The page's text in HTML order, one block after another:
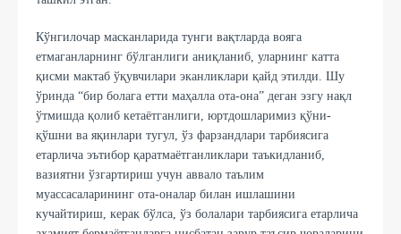
Кўнгилочар масканларида тунги вақтларда вояга
етмаганларнинг бўлганлиги аниқланиб, уларнинг катта
қисми мактаб ўқувчилари эканликлари қайд этилди. Шу
ўринда “бир болага етти маҳалла ота-она” деган эзгу нақл
ўтмишда қолиб кетаётганлиги, юртдошларимиз қўни-
қўшни ва яқинлари тугул, ўз фарзандлари тарбиясига
етарлича эътибор қаратмаётганликлари таъкидланиб,
вазиятни ўзгартириш учун аввало таълим
муассасаларининг ота-оналар билан ишлашини
кучайтириш, керак бўлса, ўз болалари тарбиясига етарлича